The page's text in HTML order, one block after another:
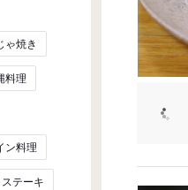
ゃ焼き
料理
ン料理
ステーキ